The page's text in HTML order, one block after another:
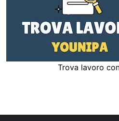
Trova lavoro